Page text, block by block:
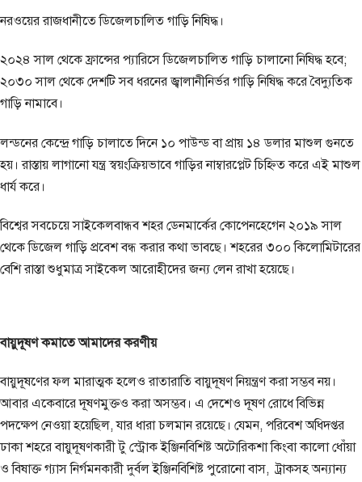
নরওয়ের রাজধানীতে ডিজেলচালিত গাড়ি নিষিদ্ধ।
২০২৪ সাল থেকে ফ্রান্সের প্যারিসে ডিজেলচালিত গাড়ি চালানো নিষিদ্ধ হবে;
২০৩০ সাল থেকে দেশটি সব ধরনের জ্বালানীনির্ভর গাড়ি নিষিদ্ধ করে বৈদ্যুতিক
গাড়ি নামাবে।
লন্ডনের কেন্দ্রে গাড়ি চালাতে দিনে ১০ পাউন্ড বা প্রায় ১৪ ডলার মাশুল গুনতে
হয়। রাস্তায় লাগানো যন্ত্র স্বয়ংক্রিয়ভাবে গাড়ির নাম্বারপ্লেট চিহ্নিত করে এই মাশুল
ধার্য করে।
বিশ্বের সবচেয়ে সাইকেলবান্ধব শহর ডেনমার্কের কোপেনহেগেন ২০১৯ সাল
থেকে ডিজেল গাড়ি প্রবেশ বন্ধ করার কথা ভাবছে। শহরের ৩০০ কিলোমিটারের
বেশি রাস্তা শুধুমাত্র সাইকেল আরোহীদের জন্য লেন রাখা হয়েছে।
বায়ুদূষণ কমাতে আমাদের করণীয়
বায়ুদূষণের ফল মারাত্মক হলেও রাতারাতি বায়ুদূষণ নিয়ন্ত্রণ করা সম্ভব নয়।
আবার একেবারে দূষণমুক্তও করা অসম্ভব। এ দেশেও দূষণ রোধে বিভিন্ন
পদক্ষেপ নেওয়া হয়েছিল, যার ধারা চলমান রয়েছে। যেমন, পরিবেশ অধিদপ্তর
ঢাকা শহরে বায়ুদূষণকারী টু স্ট্রোক ইঞ্জিনবিশিষ্ট অটোরিকশা কিংবা কালো ধোঁয়া
ও বিষাক্ত গ্যাস নির্গমনকারী দুর্বল ইঞ্জিনবিশিষ্ট পুরোনো বাস, ট্রাকসহ অন্যান্য